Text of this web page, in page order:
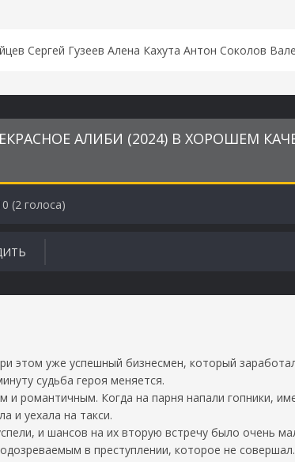
Сергей Гузеев Алена Кахута Антон Соколов
АЛИБИ (2024) В ХОРОШЕМ
(2 голоса)
этом уже успешный бизнесмен, который
судьба героя меняется.
романтичным. Когда на парня напали гопники,
и уехала на такси.
и шансов на их вторую встречу было очень
в преступлении, которое не